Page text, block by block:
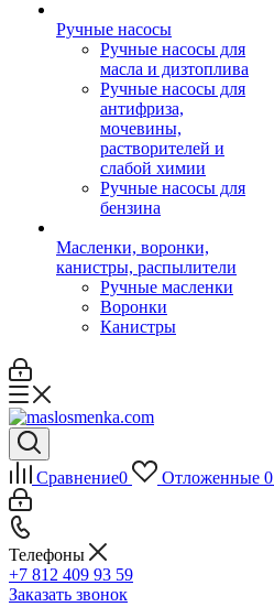
Ручные насосы
Ручные насосы для
масла и дизтоплива
Ручные насосы для
антифриза,
мочевины,
растворителей и
слабой химии
Ручные насосы для
бензина
Масленки, воронки,
канистры, распылители
Ручные масленки
Воронки
Канистры
Сравнение0 Отложенные 0
Телефоны
+7 812 409 93 59
Заказать звонок